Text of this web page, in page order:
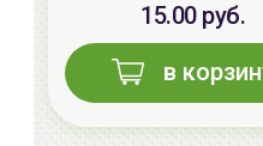
15.00 руб.
в